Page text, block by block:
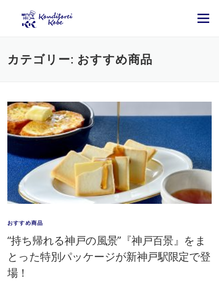
メニュー
カテゴリー: おすすめ商品
おすすめ商品
“持ち帰れる神戸の風景”『神戸百景』をま
とった特別パッケージが新神戸駅限定で登
場！